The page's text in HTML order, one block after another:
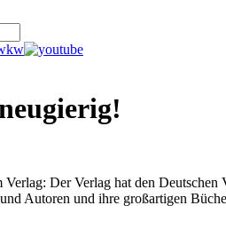
Der Verlag hat den
Autoren und ihre großartigen